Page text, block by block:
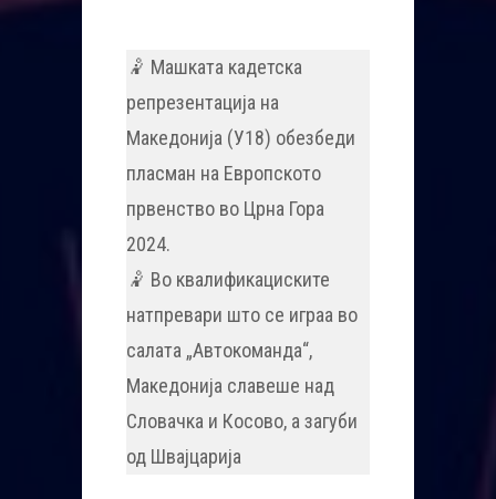
🤾 Машката кадетска
репрезентација на
Македонија (У18) обезбеди
пласман на Европското
првенство во Црна Гора
2024.
🤾 Во квалификациските
натпревари што се играа во
салата „Автокоманда“,
Македонија славеше над
Словачка и Косово, а загуби
од Швајцарија